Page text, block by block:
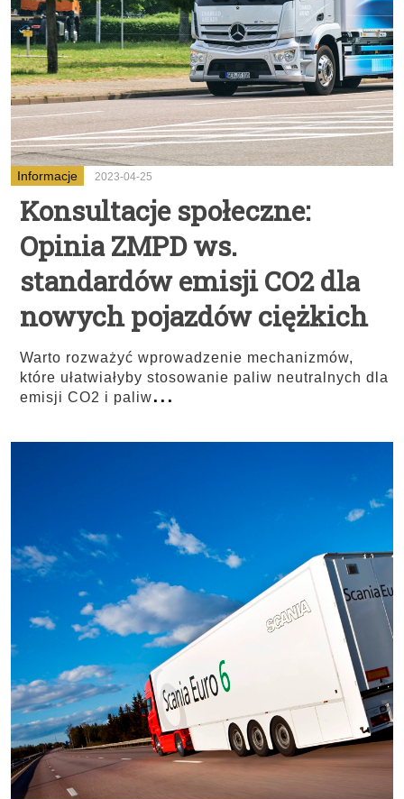
Informacje 2023-04-25
Konsultacje społeczne:
Opinia ZMPD ws.
standardów emisji CO2 dla
nowych pojazdów ciężkich
Warto rozważyć wprowadzenie mechanizmów,
które ułatwiałyby stosowanie paliw neutralnych dla
emisji CO2 i paliw...